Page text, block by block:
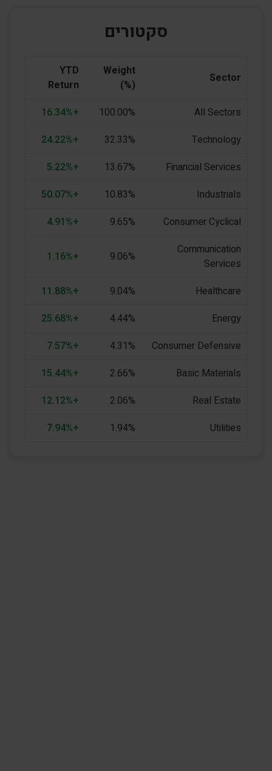
סקטורים
Sector
Weight
(%)
YTD
Return
All Sectors
100.00%
+16.34%
Technology
32.33%
+24.22%
Financial Services
13.67%
+5.22%
Industrials
10.83%
+50.07%
Consumer Cyclical
9.65%
+4.91%
Communication
Services
9.06%
+1.16%
Healthcare
9.04%
+11.88%
Energy
4.44%
+25.68%
Consumer Defensive
4.31%
+7.57%
Basic Materials
2.66%
+15.44%
Real Estate
2.06%
+12.12%
Utilities
1.94%
+7.94%